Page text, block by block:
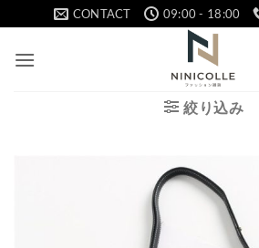
to
content
CONTACT 09:00 - 18:00
絞り込み